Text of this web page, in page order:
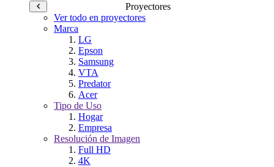
Proyectores
Ver todo en proyectores
Marca
LG
Epson
Samsung
VTA
Predator
Acer
Tipo de Uso
Hogar
Empresa
Resolución de Imagen
Full HD
4K